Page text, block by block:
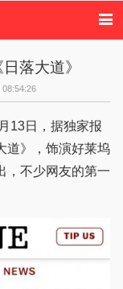
偶像活动
落大道》
道》，饰演好莱坞
，不少网友的第一